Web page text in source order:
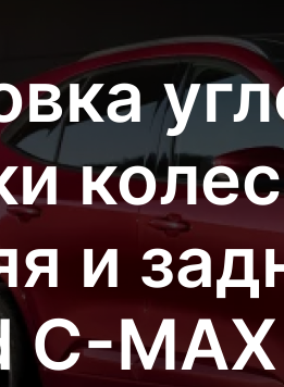
колес
и
C-MAX